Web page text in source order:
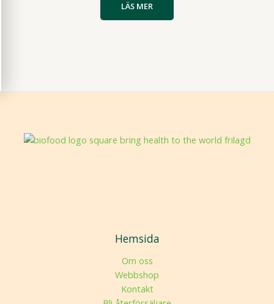
LÄS MER
Hemsida
Om oss
Webbshop
Kontakt